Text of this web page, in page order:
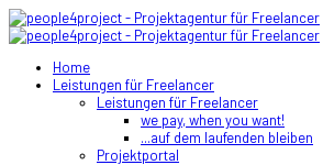
Home
Leistungen für Freelancer
Leistungen für Freelancer
we pay, when you want!
...auf dem laufenden bleiben
Projektportal